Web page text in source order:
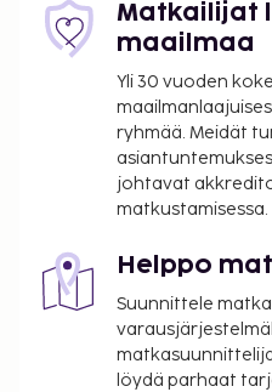
Matkailijat
maailmaa
Yli 30 vuoden
ryhmää. Meidät
johtavat
matkustamisessa.
Helppo
Suunnittele
löydä parhaat